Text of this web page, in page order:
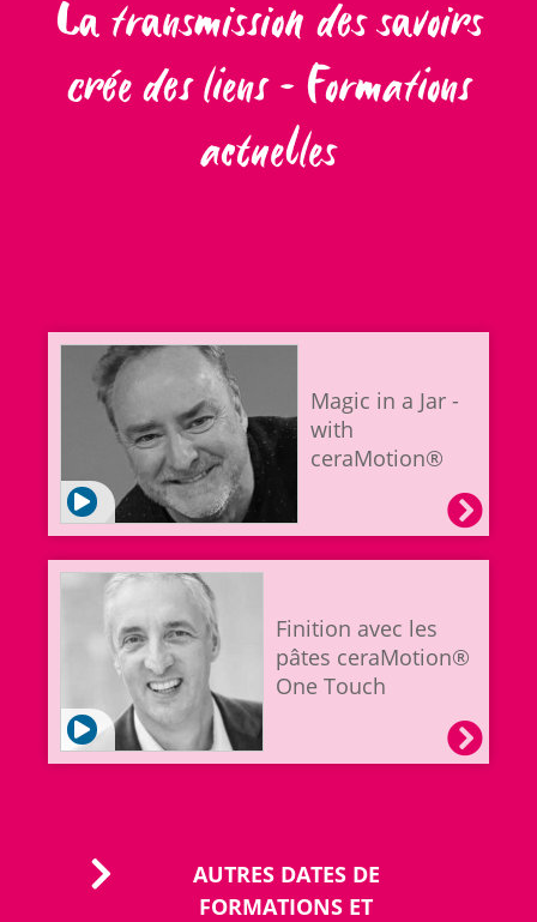
La transmission des savoirs
crée des liens - Formations
actuelles
Magic in a Jar -
with
ceraMotion®
Finition avec les
pâtes ceraMotion®
One Touch
AUTRES DATES DE
FORMATIONS ET